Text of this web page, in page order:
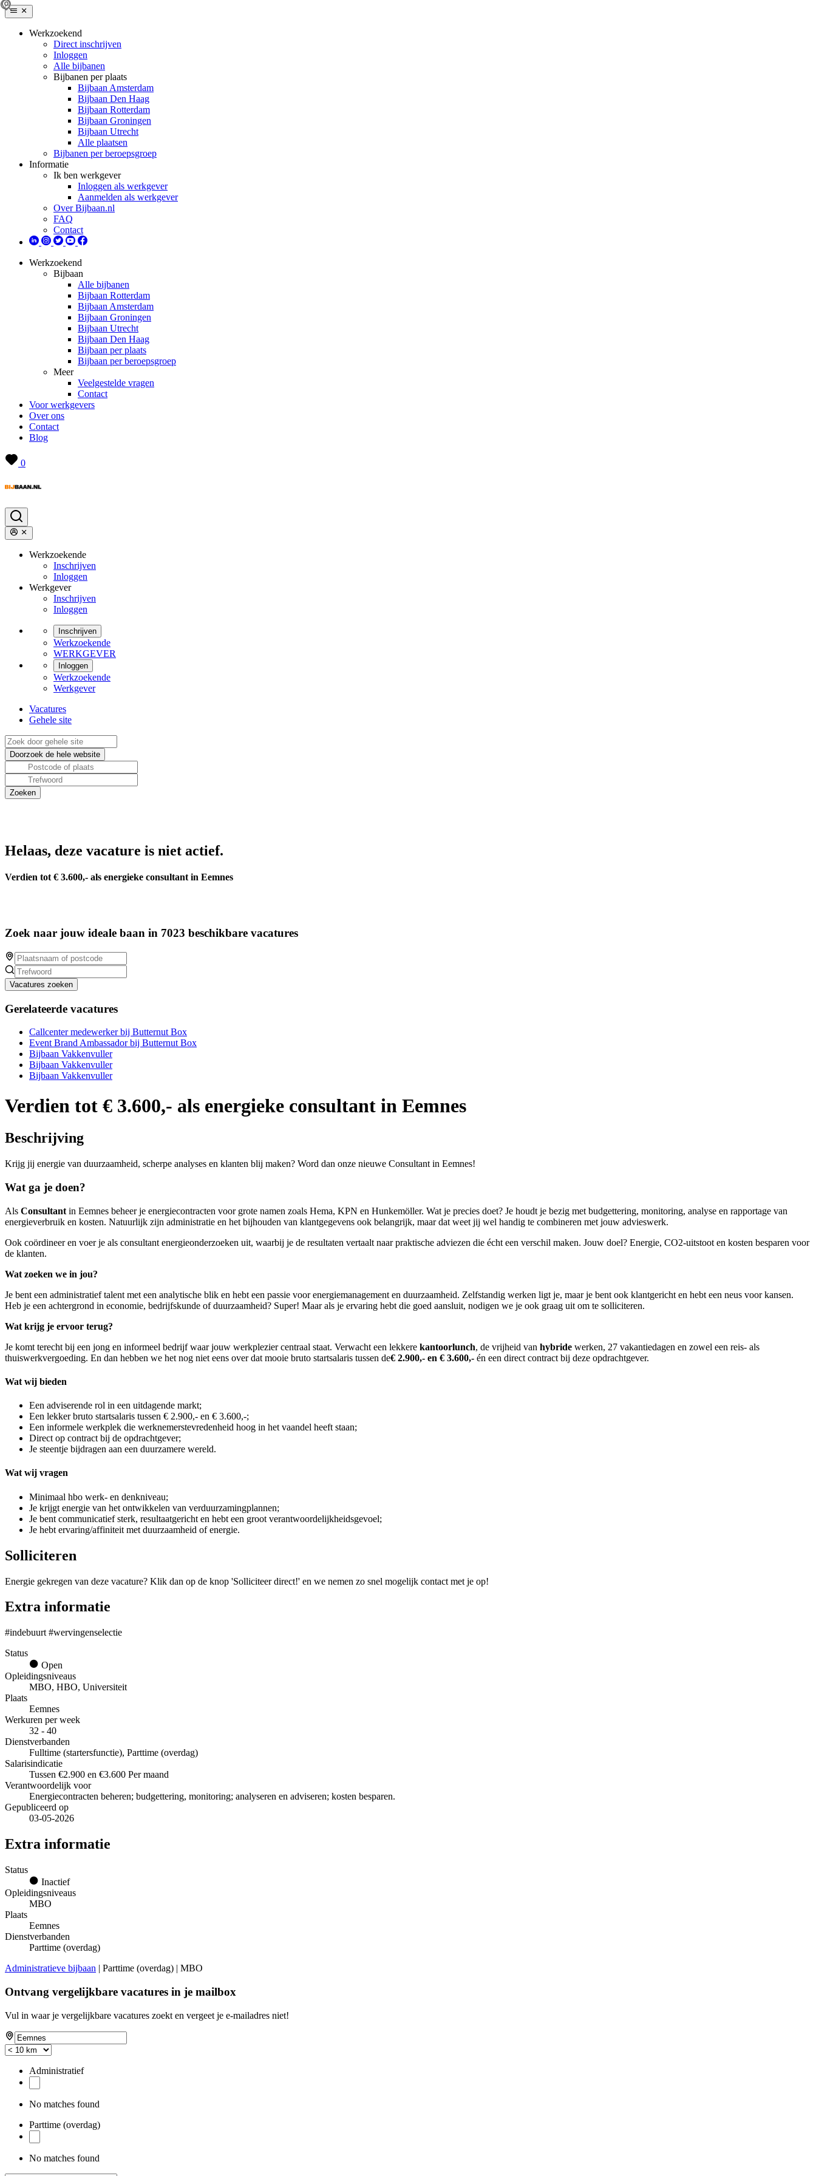
Werkzoekend
Direct inschrijven
Inloggen
Alle bijbanen
Bijbanen per plaats
Bijbaan Amsterdam
Bijbaan Den Haag
Bijbaan Rotterdam
Bijbaan Groningen
Bijbaan Utrecht
Alle plaatsen
Bijbanen per beroepsgroep
Informatie
Ik ben werkgever
Inloggen als werkgever
Aanmelden als werkgever
Over Bijbaan.nl
FAQ
Contact
Werkzoekend
Bijbaan
Alle bijbanen
Bijbaan Rotterdam
Bijbaan Amsterdam
Bijbaan Groningen
Bijbaan Utrecht
Bijbaan Den Haag
Bijbaan per plaats
Bijbaan per beroepsgroep
Meer
Veelgestelde vragen
Contact
Voor werkgevers
Over ons
Contact
Blog
0
Werkzoekende
Inschrijven
Inloggen
Werkgever
Inschrijven
Inloggen
Inschrijven
Werkzoekende
WERKGEVER
Inloggen
Werkzoekende
Werkgever
Vacatures
Gehele site
Helaas, deze vacature is niet actief.
Verdien tot € 3.600,- als energieke consultant in Eemnes
Zoek naar jouw ideale baan in 7023 beschikbare vacatures
Vacatures zoeken
Gerelateerde vacatures
Callcenter medewerker bij Butternut Box
Event Brand Ambassador bij Butternut Box
Bijbaan Vakkenvuller
Bijbaan Vakkenvuller
Bijbaan Vakkenvuller
Verdien tot € 3.600,- als energieke consultant in Eemnes
Beschrijving
Krijg jij energie van duurzaamheid, scherpe analyses en klanten blij maken? Word dan onze nieuwe Consultant in Eemnes!
Wat ga je doen?
Als Consultant in Eemnes beheer je energiecontracten voor grote namen zoals Hema, KPN en Hunkemöller. Wat je precies doet? Je houdt je bezig met budgettering, monitoring, analyse en rapportage van
energieverbruik en kosten. Natuurlijk zijn administratie en het bijhouden van klantgegevens ook belangrijk, maar dat weet jij wel handig te combineren met jouw advieswerk.
Ook coördineer en voer je als consultant energieonderzoeken uit, waarbij je de resultaten vertaalt naar praktische adviezen die écht een verschil maken. Jouw doel? Energie, CO2-uitstoot en kosten besparen voor
de klanten.
Wat zoeken we in jou?
Je bent een administratief talent met een analytische blik en hebt een passie voor energiemanagement en duurzaamheid. Zelfstandig werken ligt je, maar je bent ook klantgericht en hebt een neus voor kansen.
Heb je een achtergrond in economie, bedrijfskunde of duurzaamheid? Super! Maar als je ervaring hebt die goed aansluit, nodigen we je ook graag uit om te solliciteren.
Wat krijg je ervoor terug?
Je komt terecht bij een jong en informeel bedrijf waar jouw werkplezier centraal staat. Verwacht een lekkere kantoorlunch, de vrijheid van hybride werken, 27 vakantiedagen en zowel een reis- als
thuiswerkvergoeding. En dan hebben we het nog niet eens over dat mooie bruto startsalaris tussen de€ 2.900,- en € 3.600,- én een direct contract bij deze opdrachtgever.
Wat wij bieden
Een adviserende rol in een uitdagende markt;
Een lekker bruto startsalaris tussen € 2.900,- en € 3.600,-;
Een informele werkplek die werknemerstevredenheid hoog in het vaandel heeft staan;
Direct op contract bij de opdrachtgever;
Je steentje bijdragen aan een duurzamere wereld.
Wat wij vragen
Minimaal hbo werk- en denkniveau;
Je krijgt energie van het ontwikkelen van verduurzamingplannen;
Je bent communicatief sterk, resultaatgericht en hebt een groot verantwoordelijkheidsgevoel;
Je hebt ervaring/affiniteit met duurzaamheid of energie.
Solliciteren
Energie gekregen van deze vacature? Klik dan op de knop 'Solliciteer direct!' en we nemen zo snel mogelijk contact met je op!
Extra informatie
#indebuurt #wervingenselectie
Status
Open
Opleidingsniveaus
MBO, HBO, Universiteit
Plaats
Eemnes
Werkuren per week
32 - 40
Dienstverbanden
Fulltime (startersfunctie), Parttime (overdag)
Salarisindicatie
Tussen €2.900 en €3.600 Per maand
Verantwoordelijk voor
Energiecontracten beheren; budgettering, monitoring; analyseren en adviseren; kosten besparen.
Gepubliceerd op
03-05-2026
Extra informatie
Status
Inactief
Opleidingsniveaus
MBO
Plaats
Eemnes
Dienstverbanden
Parttime (overdag)
Administratieve bijbaan | Parttime (overdag) | MBO
Ontvang vergelijkbare vacatures in je mailbox
Vul in waar je vergelijkbare vacatures zoekt en vergeet je e-mailadres niet!
Administratief
No matches found
Parttime (overdag)
No matches found